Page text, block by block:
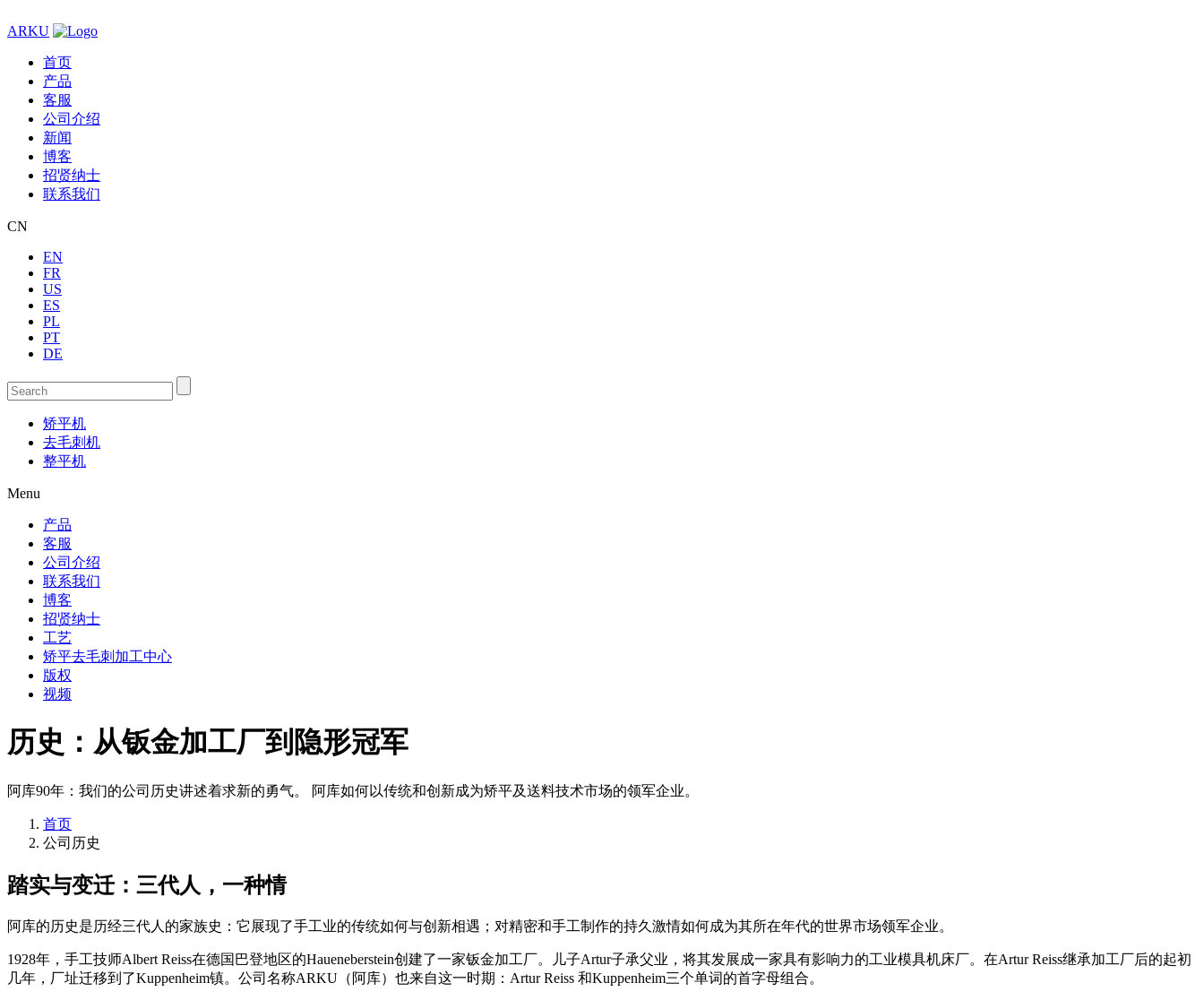
ARKU
首页
产品
客服
公司介绍
新闻
博客
招贤纳士
联系我们
CN
EN
FR
US
ES
PL
PT
DE
矫平机
去毛刺机
整平机
Menu
产品
客服
公司介绍
联系我们
博客
招贤纳士
工艺
矫平去毛刺加工中心
版权
视频
历史：从钣金加工厂到隐形冠军
阿库90年：我们的公司历史讲述着求新的勇气。 阿库如何以传统和创新成为矫平及送料技术市场的领军企业。
首页
公司历史
踏实与变迁：三代人，一种情
阿库的历史是历经三代人的家族史：它展现了手工业的传统如何与创新相遇；对精密和手工制作的持久激情如何成为其所在年代的世界市场领军企业。
1928年，手工技师Albert Reiss在德国巴登地区的Haueneberstein创建了一家钣金加工厂。儿子Artur子承父业，将其发展成一家具有影响力的工业模具机床厂。在Artur Reiss继承加工厂后的起初
几年，厂址迁移到了Kuppenheim镇。公司名称ARKU（阿库）也来自这一时期：Artur Reiss 和Kuppenheim三个单词的首字母组合。